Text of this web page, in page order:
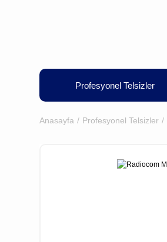
Profesyonel Telsizler
Anasayfa Profesyonel Telsizler